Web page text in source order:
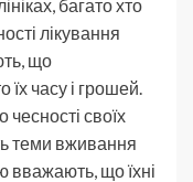
багато хто
лікування
що
їх часу і грошей.
своїх
теми вживання
вважають, що їхні